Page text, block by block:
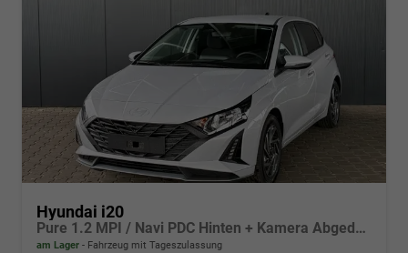
Hyundai i20
Pure 1.2 MPI / Navi PDC Hinten + Kamera Abgedunkelte Scheiben Tempomat Alu 16"
am Lager Fahrzeug mit Tageszulassung